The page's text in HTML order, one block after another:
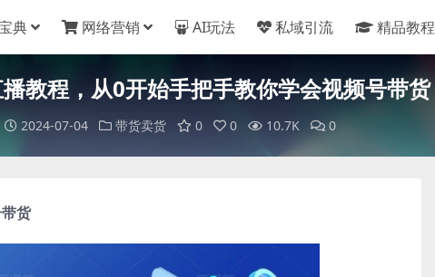
典 网络营销 AI玩法 私域引流 精品教程
教程，从0开始手把手教你学会视频号带货
2024-07-04 带货卖货 0 0 10.7K 0
货